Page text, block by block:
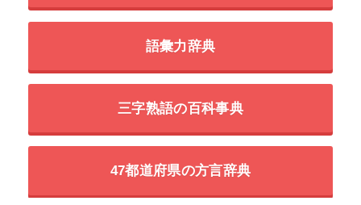
語彙力辞典
三字熟語の百科事典
47都道府県の方言辞典